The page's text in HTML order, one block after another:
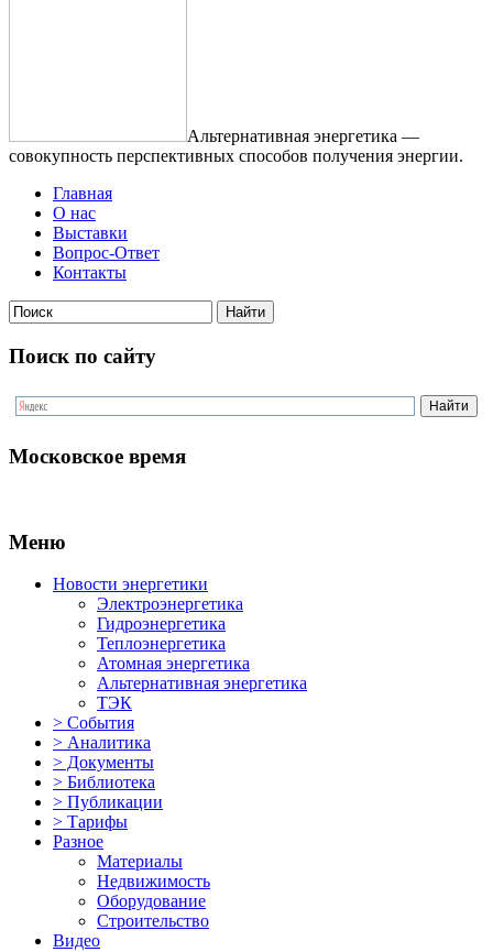
Альтернативная энергетика —
совокупность перспективных способов получения энергии.
Главная
О нас
Выставки
Вопрос-Ответ
Контакты
Поиск по сайту
Московское время
Меню
Новости энергетики
Электроэнергетика
Гидроэнергетика
Теплоэнергетика
Атомная энергетика
Альтернативная энергетика
ТЭК
> События
> Аналитика
> Документы
> Библиотека
> Публикации
> Тарифы
Разное
Материалы
Недвижимость
Оборудование
Строительство
Видео